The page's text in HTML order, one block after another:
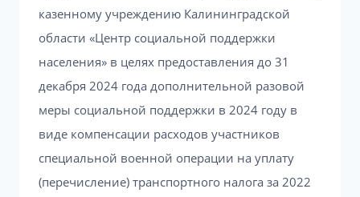
казенному учреждению Калининградской
области «Центр социальной поддержки
населения» в целях предоставления до 31
декабря 2024 года дополнительной разовой
меры социальной поддержки в 2024 году в
виде компенсации расходов участников
специальной военной операции на уплату
(перечисление) транспортного налога за 2022